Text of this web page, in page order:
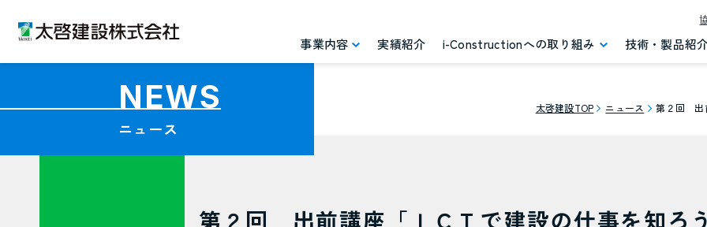
事業内容
SOLUTION
実績紹介 i-Constructionへの取り組み
i-Construction
技術・製品紹
PRODUCTS
COMPANY
NEWS
ニュース
太啓建設TOP ニュース 第２回 出
第２回 出前講座「ＩＣＴで建設の仕事を知ろ